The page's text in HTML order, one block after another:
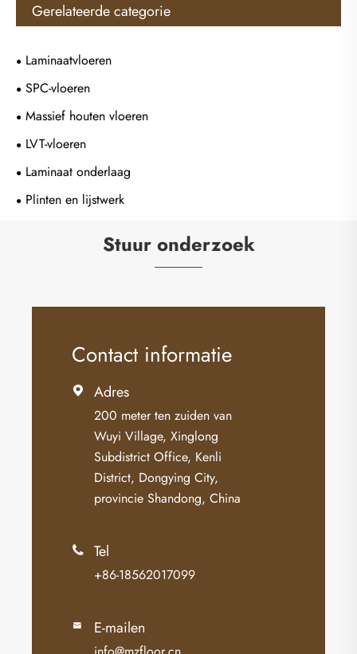
Gerelateerde categorie
Laminaatvloeren
SPC-vloeren
Massief houten vloeren
LVT-vloeren
Laminaat onderlaag
Plinten en lijstwerk
Stuur onderzoek
Contact informatie
 Adres
200 meter ten zuiden van
Wuyi Village, Xinglong
Subdistrict Office, Kenli
District, Dongying City,
provincie Shandong, China
 Tel
+86-18562017099
 E-mailen